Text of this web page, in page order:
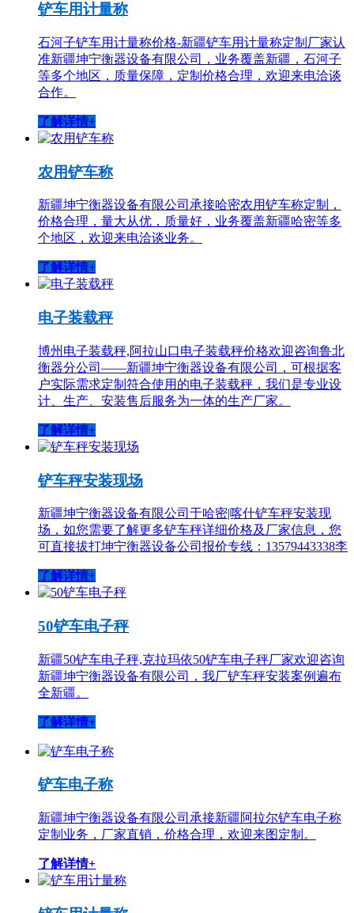
铲车用计量称
石河子铲车用计量称价格-新疆铲车用计量称定制厂家认
准新疆坤宁衡器设备有限公司，业务覆盖新疆，石河子
等多个地区，质量保障，定制价格合理，欢迎来电洽谈
合作。
了解详情+
农用铲车称
新疆坤宁衡器设备有限公司承接哈密农用铲车称定制，
价格合理，量大从优，质量好，业务覆盖新疆哈密等多
个地区，欢迎来电洽谈业务。
了解详情+
电子装载秤
博州电子装载秤,阿拉山口电子装载秤价格欢迎咨询鲁北
衡器分公司——新疆坤宁衡器设备有限公司，可根据客
户实际需求定制符合使用的电子装载秤，我们是专业设
计、生产、安装售后服务为一体的生产厂家。
了解详情+
铲车秤安装现场
新疆坤宁衡器设备有限公司于哈密|喀什铲车秤安装现
场，如您需要了解更多铲车秤详细价格及厂家信息，您
可直接拔打坤宁衡器设备公司报价专线：13579443338李
了解详情+
50铲车电子秤
新疆50铲车电子秤,克拉玛依50铲车电子秤厂家欢迎咨询
新疆坤宁衡器设备有限公司，我厂铲车秤安装案例遍布
全新疆。
了解详情+
铲车电子称
新疆坤宁衡器设备有限公司承接新疆阿拉尔铲车电子称
定制业务，厂家直销，价格合理，欢迎来图定制。
了解详情+